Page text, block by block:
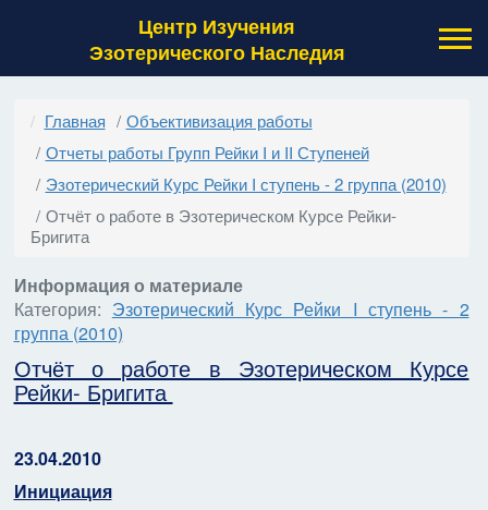
Центр Изучения
Эзотерического Наследия
Главная
Объективизация работы
Отчеты работы Групп Рейки I и II Ступеней
Эзотерический Курс Рейки I ступень - 2 группа (2010)
Отчёт о работе в Эзотерическом Курсе Рейки-
Бригита
Информация о материале
Категория: Эзотерический Курс Рейки I ступень - 2
группа (2010)
Отчёт о работе в Эзотерическом Курсе
Рейки- Бригита
23.04.2010
Инициация